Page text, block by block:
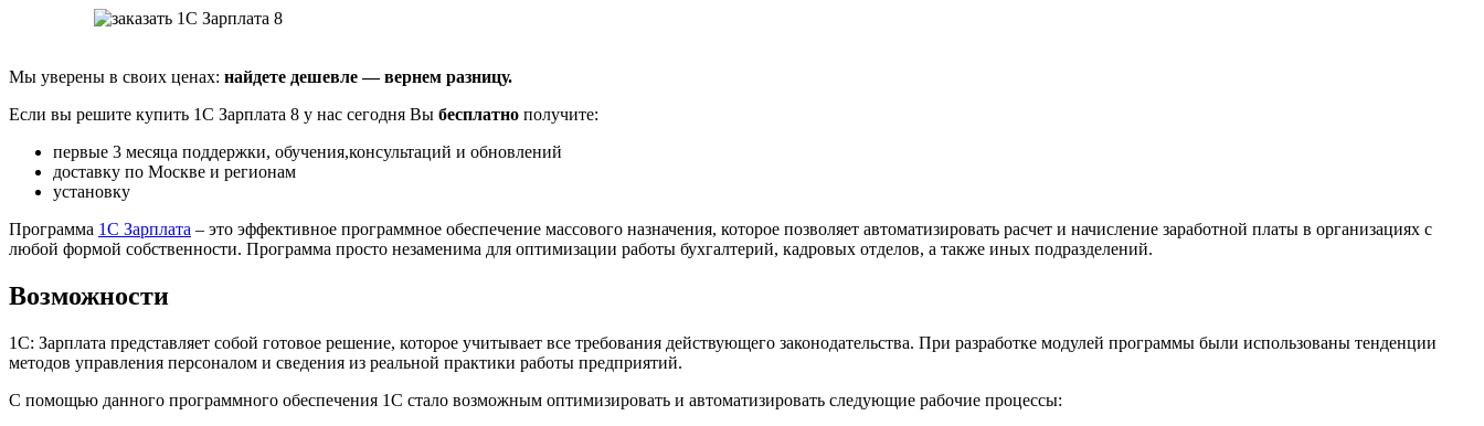
Мы уверены в своих ценах: найдете дешевле — вернем разницу.
Если вы решите купить 1С Зарплата 8 у нас сегодня Вы бесплатно получите:
первые 3 месяца поддержки, обучения,консультаций и обновлений
доставку по Москве и регионам
установку
Программа 1С Зарплата – это эффективное программное обеспечение массового назначения, которое позволяет автоматизировать расчет и начисление заработной платы в организациях с
любой формой собственности. Программа просто незаменима для оптимизации работы бухгалтерий, кадровых отделов, а также иных подразделений.
Возможности
1С: Зарплата представляет собой готовое решение, которое учитывает все требования действующего законодательства. При разработке модулей программы были использованы тенденции
методов управления персоналом и сведения из реальной практики работы предприятий.
С помощью данного программного обеспечения 1С стало возможным оптимизировать и автоматизировать следующие рабочие процессы: